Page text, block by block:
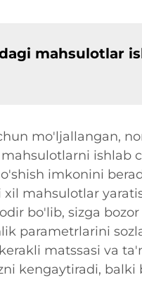
mahsulotlar
mo'ljallangan,
ishlab
imkonini
mahsulotlar
bo'lib, sizga
parametrlarini
matssasi va
kengaytiradi, balki